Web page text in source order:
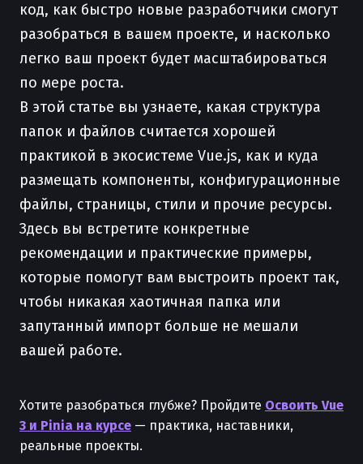
код, как быстро новые разработчики смогут
разобраться в вашем проекте, и насколько
легко ваш проект будет масштабироваться
по мере роста.
В этой статье вы узнаете, какая структура
папок и файлов считается хорошей
практикой в экосистеме Vue.js, как и куда
размещать компоненты, конфигурационные
файлы, страницы, стили и прочие ресурсы.
Здесь вы встретите конкретные
рекомендации и практические примеры,
которые помогут вам выстроить проект так,
чтобы никакая хаотичная папка или
запутанный импорт больше не мешали
вашей работе.
Хотите разобраться глубже? Пройдите Освоить Vue
3 и Pinia на курсе — практика, наставники,
реальные проекты.